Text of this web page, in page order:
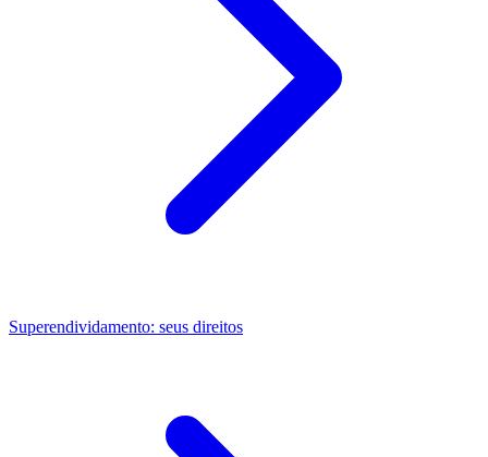
Superendividamento: seus direitos